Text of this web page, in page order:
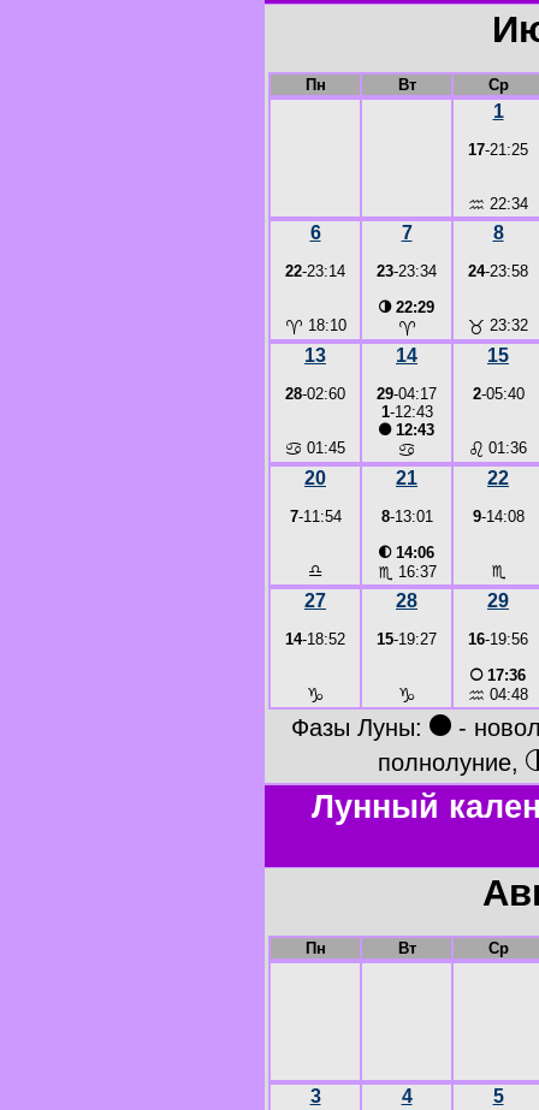
Пн Вт Ср
1
17-21:25
♒ 22:34
6
22-23:14
♈ 18:10
7
23-23:34
◑22:29
♈
8
24-23:58
♉ 23:32
13
28-02:60
♋ 01:45
14
29-04:17
1-12:43
●12:43
♋
15
2-05:40
♌ 01:36
20
7-11:54
♎
21
8-13:01
◐14:06
♏ 16:37
22
9-14:08
♏
27
14-18:52
♑
28
15-19:27
♑
29
16-19:56
○17:36
♒ 04:48
Фазы Луны: ● -
полнолуние,
Лунный
Пн Вт Ср
3 4 5